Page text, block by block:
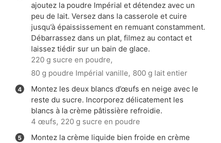
ajoutez la poudre Impérial et détendez avec un
peu de lait. Versez dans la casserole et cuire
jusqu’à épaississement en remuant constamment.
Débarrassez dans un plat, filmez au contact et
laissez tiédir sur un bain de glace.
220 g sucre en poudre,
80 g poudre Impérial vanille, 800 g lait entier
Montez les deux blancs d’œufs en neige avec le
reste du sucre. Incorporez délicatement les
blancs à la crème pâtissière refroidie.
4 œufs, 220 g sucre en poudre
Montez la crème liquide bien froide en crème